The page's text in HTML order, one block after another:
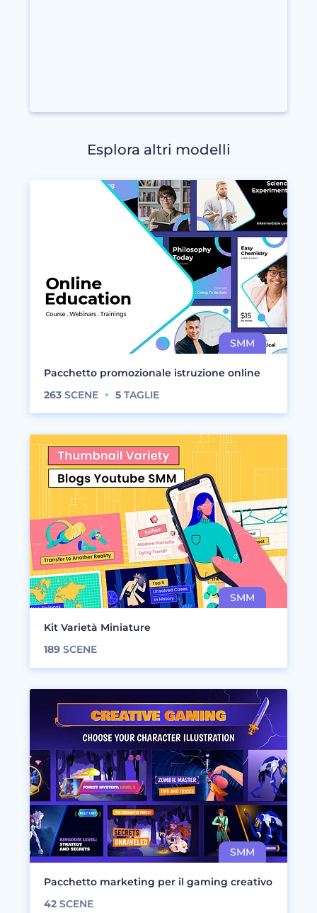
Esplora altri modelli
Pacchetto promozionale istruzione online
263 SCENE 5 TAGLIE
Kit Varietà Miniature
189 SCENE
Pacchetto marketing per il gaming creativo
42 SCENE